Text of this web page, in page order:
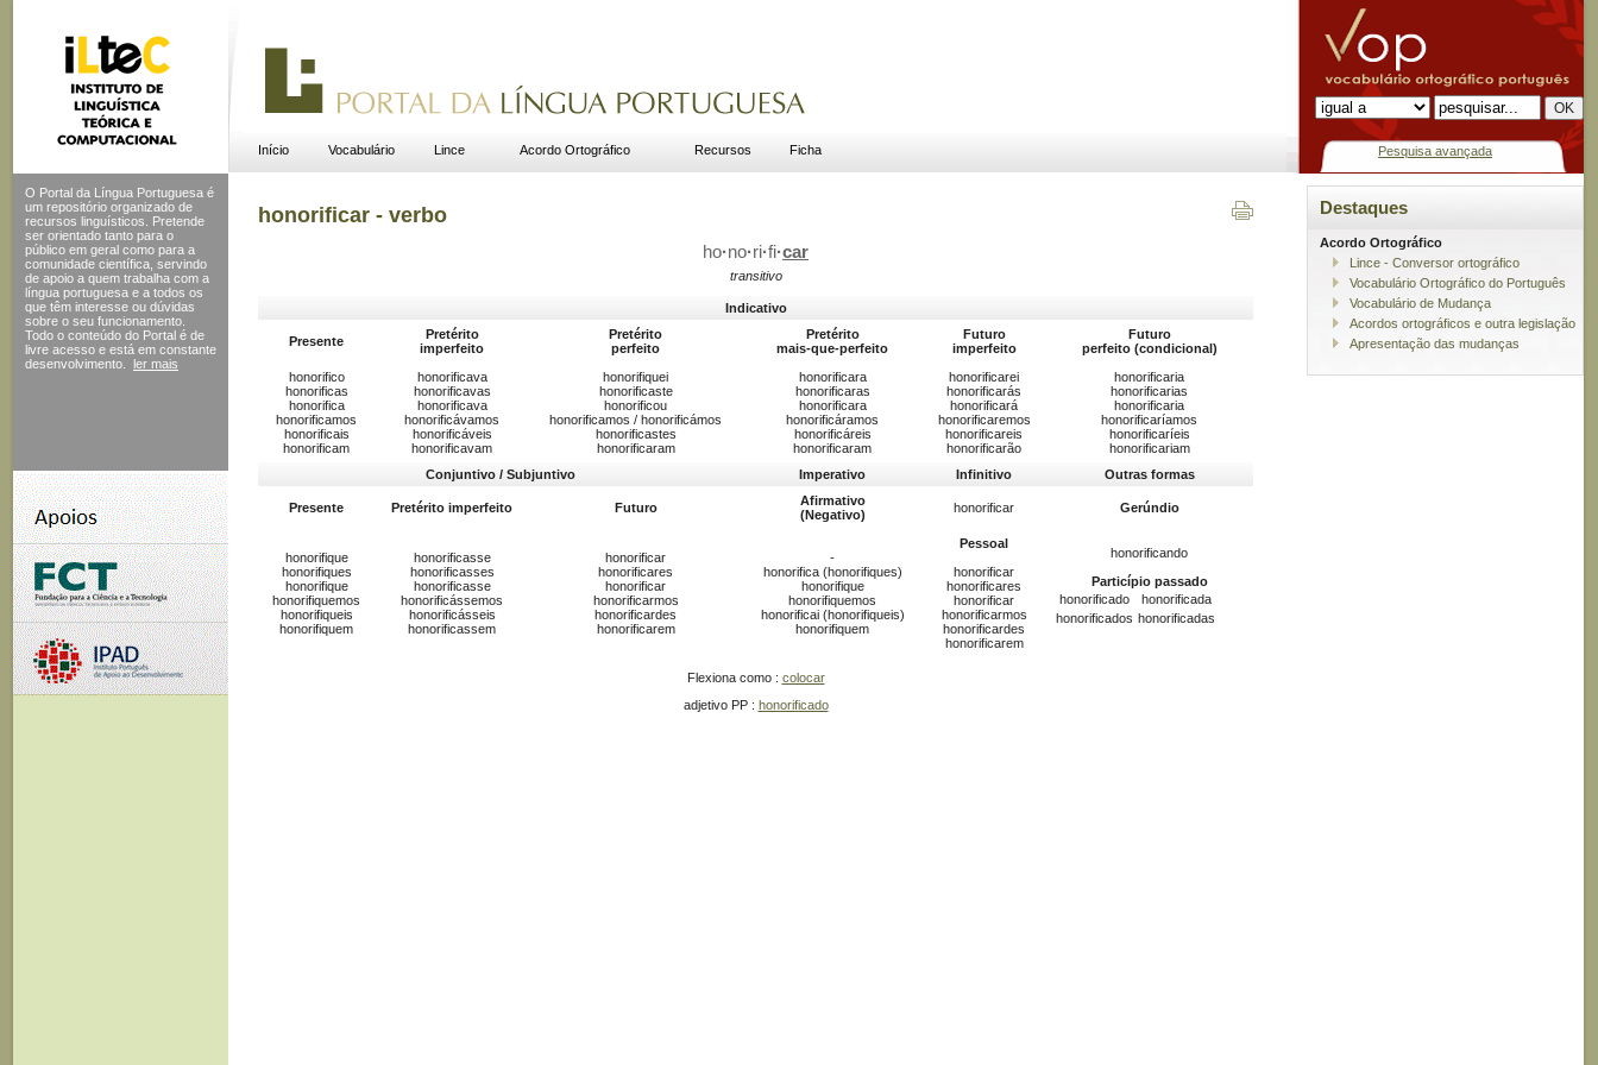
Início Vocabulário Lince Acordo Ortográfico Recursos Ficha Pesquisa avançada
O Portal da Língua Portuguesa é
um repositório organizado de
recursos linguísticos. Pretende
ser orientado tanto para o
público em geral como para a
comunidade científica, servindo
de apoio a quem trabalha com a
língua portuguesa e a todos os
que têm interesse ou dúvidas
sobre o seu funcionamento.
Todo o conteúdo do Portal é de
livre acesso e está em constante
desenvolvimento.
ler mais
honorificar - verbo
ho·no·ri·fi·car
transitivo
Indicativo
Presente
Pretérito
imperfeito
Pretérito
perfeito
Pretérito
mais-que-perfeito
Futuro
imperfeito
Futuro
perfeito (condicional)
honorifico
honorificas
honorifica
honorificamos
honorificais
honorificam
honorificava
honorificavas
honorificava
honorificávamos
honorificáveis
honorificavam
honorifiquei
honorificaste
honorificou
honorificamos / honorificámos
honorificastes
honorificaram
honorificara
honorificaras
honorificara
honorificáramos
honorificáreis
honorificaram
honorificarei
honorificarás
honorificará
honorificaremos
honorificareis
honorificarão
honorificaria
honorificarias
honorificaria
honorificaríamos
honorificaríeis
honorificariam
Conjuntivo / Subjuntivo
Imperativo Infinitivo Outras formas
Presente Pretérito imperfeito Futuro
Afirmativo
(Negativo)
honorificar Gerúndio
honorifique
honorifiques
honorifique
honorifiquemos
honorifiqueis
honorifiquem
honorificasse
honorificasses
honorificasse
honorificássemos
honorificásseis
honorificassem
honorificar
honorificares
honorificar
honorificarmos
honorificardes
honorificarem
-
honorifica (honorifiques)
honorifique
honorifiquemos
honorificai (honorifiqueis)
honorifiquem
Pessoal
honorificar
honorificares
honorificar
honorificarmos
honorificardes
honorificarem
honorificando
Particípio passado
honorificado
honorificada
honorificados honorificadas
Flexiona como : colocar
adjetivo PP : honorificado
Destaques
Acordo Ortográfico
Lince - Conversor ortográfico
Vocabulário Ortográfico do Português
Vocabulário de Mudança
Acordos ortográficos e outra legislação
Apresentação das mudanças